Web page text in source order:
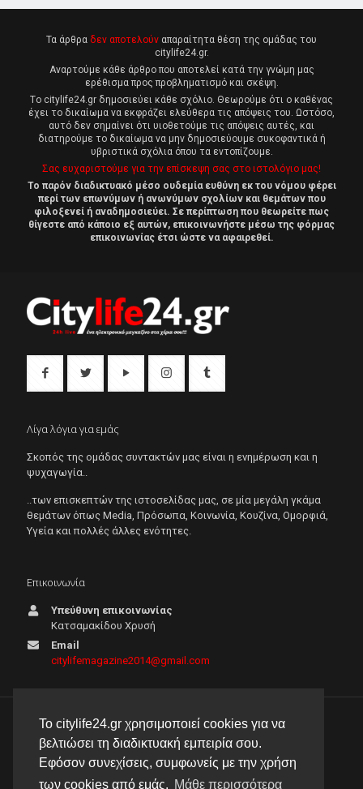
Το citylife24.gr χρησιμοποιεί cookies για να
βελτιώσει τη διαδικτυακή εμπειρία σου.
Εφόσον συνεχίσεις, συμφωνείς με την χρήση
των cookies από εμάς. Μάθε περισσότερα
Τα άρθρα δεν αποτελούν απαραίτητα θέση της ομάδας του
citylife24.gr.
Αναρτούμε κάθε άρθρο που αποτελεί κατά την γνώμη μας
ερέθισμα προς προβληματισμό και σκέψη.
Tο citylife24.gr δημοσιεύει κάθε σχόλιο. Θεωρούμε ότι ο καθένας
έχει το δικαίωμα να εκφράζει ελεύθερα τις απόψεις του. Ωστόσο,
αυτό δεν σημαίνει ότι υιοθετούμε τις απόψεις αυτές, και
διατηρούμε το δικαίωμα να μην δημοσιεύουμε συκοφαντικά ή
υβριστικά σχόλια όπου τα εντοπίζουμε.
Σας ευχαριστούμε για την επίσκεψη σας στο ιστολόγιο μας!
Το παρόν διαδικτυακό μέσο ουδεμία ευθύνη εκ του νόμου φέρει
περί των επωνύμων ή ανωνύμων σχολίων και θεμάτων που
φιλοξενεί ή αναδημοσιεύει. Σε περίπτωση που θεωρείτε πως
θίγεστε από κάποιο εξ αυτών, επικοινωνήστε μέσω της φόρμας
επικοινωνίας έτσι ώστε να αφαιρεθεί.
Λίγα λόγια για εμάς
Σκοπός της ομάδας συντακτών μας είναι η ενημέρωση και η
ψυχαγωγία..
..των επισκεπτών της ιστοσελίδας μας, σε μία μεγάλη γκάμα
θεμάτων όπως Μedia, Πρόσωπα, Κοινωνία, Κουζίνα, Ομορφιά,
Υγεία και πολλές άλλες ενότητες.
Επικοινωνία
Υπεύθυνη επικοινωνίας
Κατσαμακίδου Χρυσή
Email
citylifemagazine2014@gmail.com
© 2026 City Life 24 | Με την επιφύλαξη κάθε νόμιμου
δικαιώματος |
Πολιτική απορρήτου
δημιουργία & φιλοξενία ιστοσελίδας bymanbiz isp